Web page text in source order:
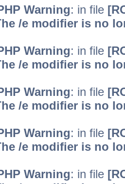
Warning: in file
/e modifier is no
Warning: in file
/e modifier is no
Warning: in file
/e modifier is no
Warning: in file
/e modifier is no
Warning: in file